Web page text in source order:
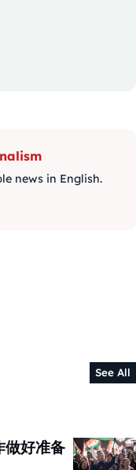
news in English.
See All
好准备